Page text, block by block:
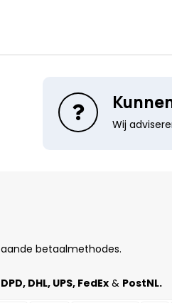
Wij
betaalmethodes.
DPD, DHL, UPS, FedEx & PostNL.